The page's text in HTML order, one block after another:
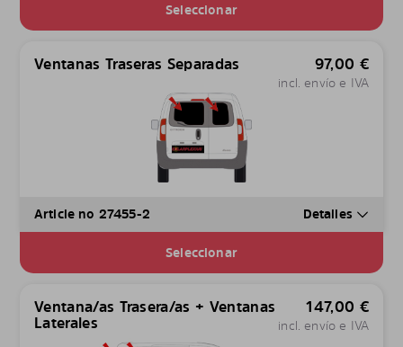
Seleccionar
Ventanas Traseras Separadas 97,00 €
incl. envío e IVA
Article no 27455-2 Detalles
Seleccionar
Ventana/as Trasera/as + Ventanas
Laterales
147,00 €
incl. envío e IVA